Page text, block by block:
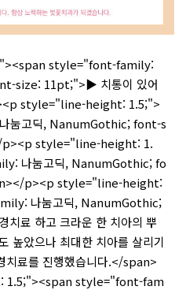
style="font-family:
size: 11pt;">▶ 치통이 있어
style="line-height: 1.5;">
눔고딕, NanumGothic; font-s
style="line-height: 1.
나눔고딕, NanumGothic; fo
p><p style="line-height:
나눔고딕, NanumGothic;
료 하고 크라운 한 치아의 뿌
높았으나 최대한 치아를 살리기
치료를 진행했습니다.</span>
style="font-fam